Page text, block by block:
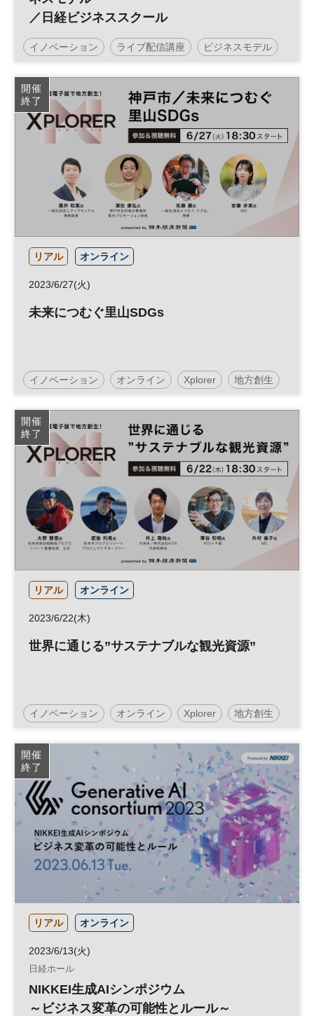
／日経ビジネススクール
イノベーション ライブ配信講座 ビジネスモデル
次世代リーダー
日経ビジネススクール
開催
終了
リアル オンライン
2023/6/27(火)
未来につむぐ里山SDGs
イノベーション オンライン Xplorer 地方創生
事業承継 リーダーシップ 経営者 SDGs
参加無料 平日夜開催
開催
終了
リアル オンライン
2023/6/22(木)
世界に通じる”サステナブルな観光資源”
イノベーション オンライン Xplorer 地方創生
事業承継 リーダーシップ 経営者 SDGs
参加無料 平日夜開催
開催
終了
リアル オンライン
2023/6/13(火)
日経ホール
NIKKEI生成AIシンポジウム
～ビジネス変革の可能性とルール～